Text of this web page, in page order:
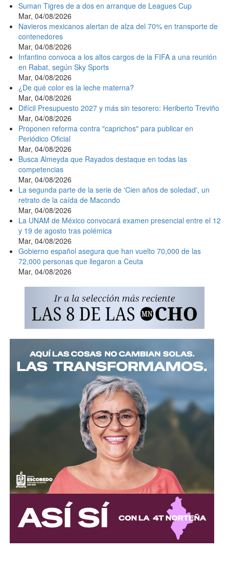
Suman Tigres de a dos en arranque de Leagues Cup
Mar, 04/08/2026
Navieros mexicanos alertan de alza del 70% en transporte de
contenedores
Mar, 04/08/2026
Infantino convoca a los altos cargos de la FIFA a una reunión
en Rabat, según Sky Sports
Mar, 04/08/2026
¿De qué color es la leche materna?
Mar, 04/08/2026
Difícil Presupuesto 2027 y más sin tesorero: Heriberto Treviño
Mar, 04/08/2026
Proponen reforma contra "caprichos" para publicar en
Periódico Oficial
Mar, 04/08/2026
Busca Almeyda que Rayados destaque en todas las
competencias
Mar, 04/08/2026
La segunda parte de la serie de 'Cien años de soledad', un
retrato de la caída de Macondo
Mar, 04/08/2026
La UNAM de México convocará examen presencial entre el 12
y 19 de agosto tras polémica
Mar, 04/08/2026
Gobierno español asegura que han vuelto 70,000 de las
72,000 personas que llegaron a Ceuta
Mar, 04/08/2026